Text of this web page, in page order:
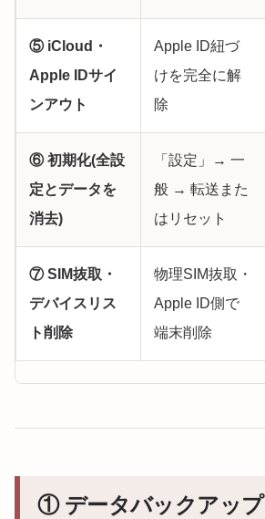
⑤ iCloud・
Apple IDサイ
ンアウト
Apple ID紐づ
けを完全に解
除
⑥ 初期化(全設
定とデータを
消去)
「設定」→ 一
般 → 転送また
はリセット
⑦ SIM抜取・
デバイスリス
ト削除
物理SIM抜取・
Apple ID側で
端末削除
① データバックアップ